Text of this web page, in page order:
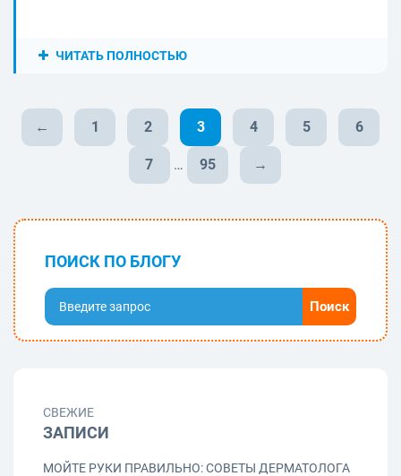
ЧИТАТЬ ПОЛНОСТЬЮ
← 1 2 3 4 5 6
7 … 95 →
ПОИСК ПО БЛОГУ
СВЕЖИЕ
ЗАПИСИ
МОЙТЕ РУКИ ПРАВИЛЬНО: СОВЕТЫ ДЕРМАТОЛОГА